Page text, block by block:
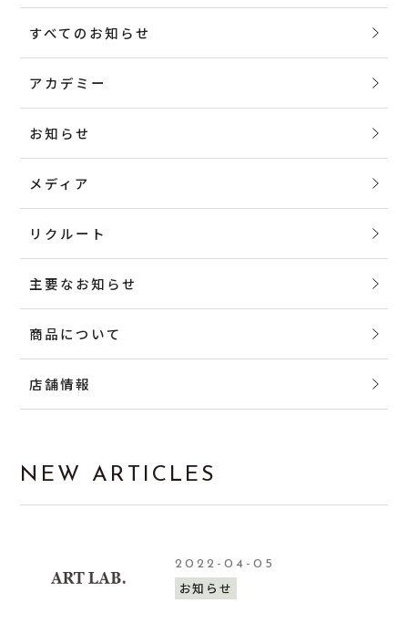
すべてのお知らせ
アカデミー
お知らせ
メディア
リクルート
主要なお知らせ
商品について
店舗情報
NEW ARTICLES
2022-04-05
お知らせ